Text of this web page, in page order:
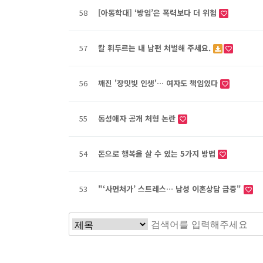
58 [아동학대] ‘방임’은 폭력보다 더 위험
57 칼 휘두르는 내 남편 처벌해 주세요.
56 깨진 '장밋빛 인생'… 여자도 책임있다
55 동성애자 공개 처형 논란
54 돈으로 행복을 살 수 있는 5가지 방법
53 "‘사면처가’ 스트레스… 남성 이혼상담 급증"